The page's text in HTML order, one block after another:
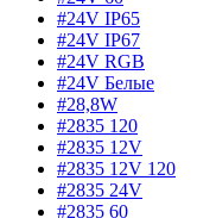
#24V IP65
#24V IP67
#24V RGB
#24V Белые
#28,8W
#2835 120
#2835 12V
#2835 12V 120
#2835 24V
#2835 60